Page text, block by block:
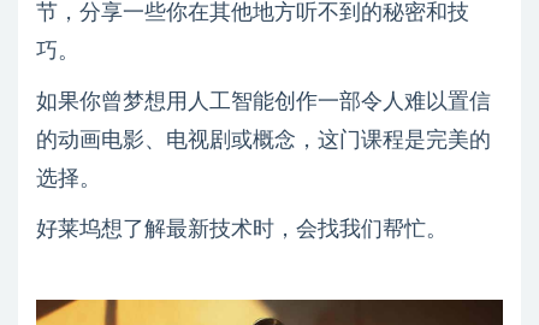
节，分享一些你在其他地方听不到的秘密和技
巧。
如果你曾梦想用人工智能创作一部令人难以置信
的动画电影、电视剧或概念，这门课程是完美的
选择。
好莱坞想了解最新技术时，会找我们帮忙。